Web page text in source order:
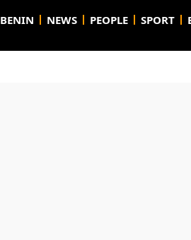
BENIN NEWS PEOPLE SPORT